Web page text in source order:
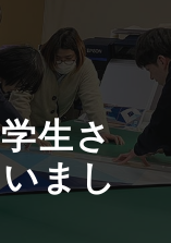
生さ
まし